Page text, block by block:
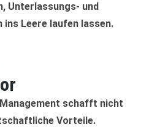
Unterlassungs- und
Leere laufen lassen.
schafft nicht
Vorteile.